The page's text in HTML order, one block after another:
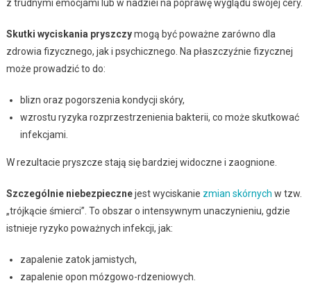
z trudnymi emocjami lub w nadziei na poprawę wyglądu swojej cery.
Skutki wyciskania pryszczymogą być poważne zarówno dla
zdrowia fizycznego, jak i psychicznego. Na płaszczyźnie fizycznej
może prowadzić to do:
blizn oraz pogorszenia kondycji skóry,
wzrostu ryzyka rozprzestrzenienia bakterii, co może skutkować
infekcjami.
W rezultacie pryszcze stają się bardziej widoczne i zaognione.
Szczególnie niebezpiecznejest wyciskanie zmian skórnych w tzw.
„trójkącie śmierci”. To obszar o intensywnym unaczynieniu, gdzie
istnieje ryzyko poważnych infekcji, jak:
zapalenie zatok jamistych,
zapalenie opon mózgowo-rdzeniowych.